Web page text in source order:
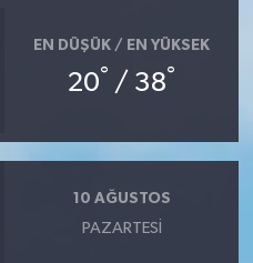
EN DÜŞÜK / EN YÜKSEK
20° / 38°
10 AĞUSTOS
PAZARTESI